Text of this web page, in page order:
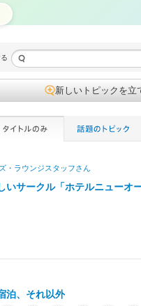
新しいトピックを立
・ラウンジスタッフさん
いサークル「ホテルニューオ
泊、それ以外